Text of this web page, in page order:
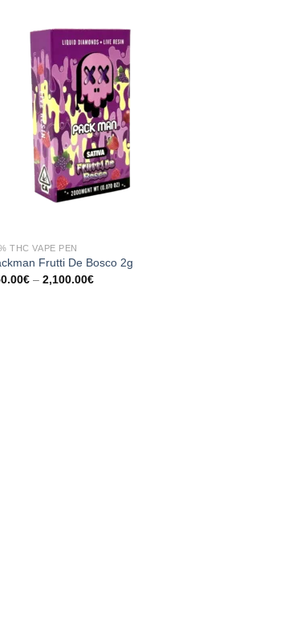
THC VAPE PEN
Frutti De Bosco 2g
€ –2,100.00€Preisspanne: